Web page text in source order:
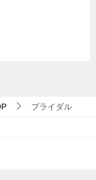
ブライダル